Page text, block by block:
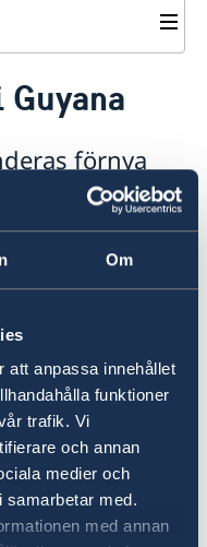
Om
att anpassa innehållet
funktioner
trafik. Vi
och annan
medier och
samarbetar med.
med annan
förnya
svenska
City